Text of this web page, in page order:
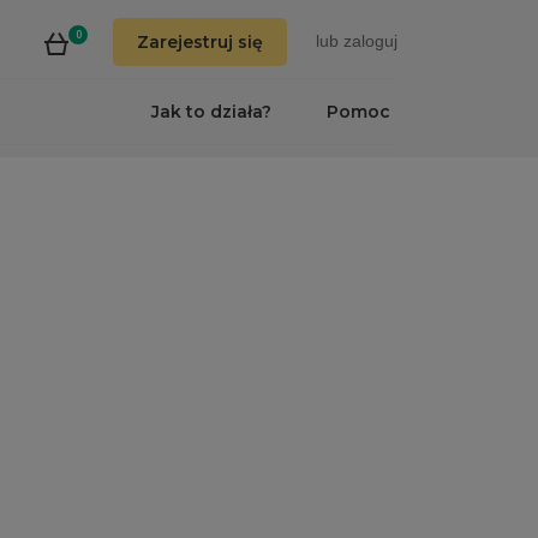
0 Zarejestruj się lub zaloguj
Pomoc
Jak to działa?